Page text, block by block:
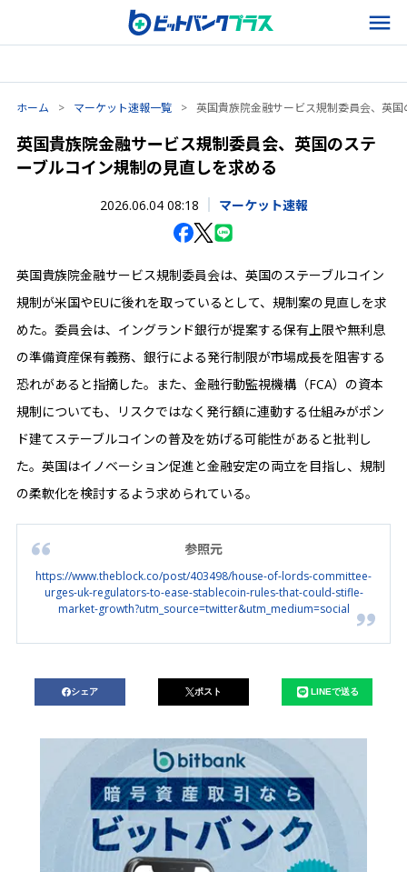
ホーム > マーケット速報一覧 > 英国貴族院金融サービス規制委員会、英
英国貴族院金融サービス規制委員会、英国のステ
ーブルコイン規制の見直しを求める
2026.06.04 08:18 マーケット速報
英国貴族院金融サービス規制委員会は、英国のステーブルコイン
規制が米国やEUに後れを取っているとして、規制案の見直しを求
めた。委員会は、イングランド銀行が提案する保有上限や無利息
の準備資産保有義務、銀行による発行制限が市場成長を阻害する
恐れがあると指摘した。また、金融行動監視機構（FCA）の資本
規制についても、リスクではなく発行額に連動する仕組みがポン
ド建てステーブルコインの普及を妨げる可能性があると批判し
た。英国はイノベーション促進と金融安定の両立を目指し、規制
の柔軟化を検討するよう求められている。
参照元
https://www.theblock.co/post/403498/house-of-lords-committee-
urges-uk-regulators-to-ease-stablecoin-rules-that-could-stifle-
market-growth?utm_source=twitter&utm_medium=social
シェア ポスト LINEで送る